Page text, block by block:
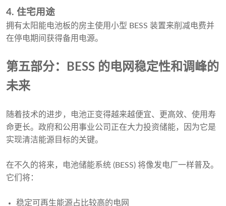
4. 住宅用途
拥有太阳能电池板的房主使用小型 BESS 装置来削减电费并
在停电期间获得备用电源。
第五部分：BESS 的电网稳定性和调峰的
未来
随着技术的进步，电池正变得越来越便宜、更高效、使用寿
命更长。政府和公用事业公司正在大力投资储能，因为它是
实现清洁能源目标的关键。
在不久的将来，电池储能系统 (BESS) 将像发电厂一样普及。
它们将：
稳定可再生能源占比较高的电网